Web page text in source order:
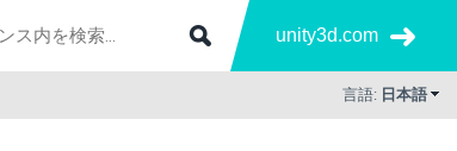
unity3d.com
言語: 日本語